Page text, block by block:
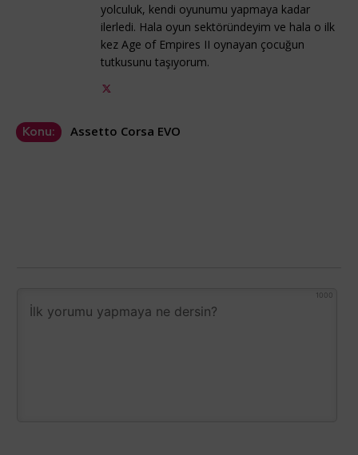
yolculuk, kendi oyunumu yapmaya kadar
ilerledi. Hala oyun sektöründeyim ve hala o ilk
kez Age of Empires II oynayan çocuğun
tutkusunu taşıyorum.
Konu: Assetto Corsa EVO
1000